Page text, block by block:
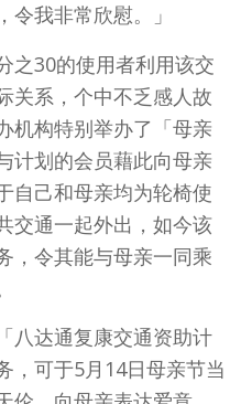
我非常欣慰。」
之30的使用者利用该交
关系，个中不乏感人故
机构特别举办了「母亲
计划的会员藉此向母亲
自己和母亲均为轮椅使
交通一起外出，如今该
，令其能与母亲一同乘
八达通复康交通资助计
，可于5月14日母亲节当